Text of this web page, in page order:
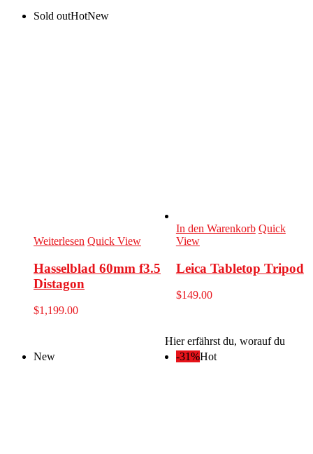
Sold outHotNew
Weiterlesen Quick View
Hasselblad 60mm f3.5
Distagon
$1,199.00
In den Warenkorb Quick
View
Leica Tabletop Tripod
$149.00
New -31%Hot
Hier erfährst du, worauf du